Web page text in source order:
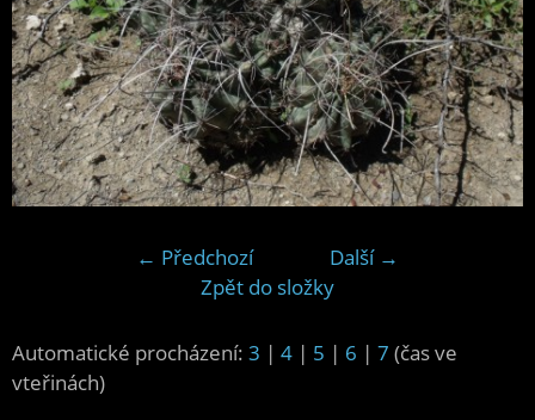
← Předchozí
Další →
Zpět do složky
Automatické procházení: 3 | 4 | 5 | 6 | 7 (čas ve
vteřinách)